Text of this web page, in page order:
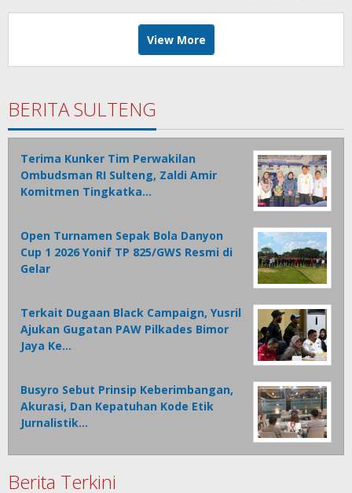
View More
BERITA SULTENG
Terima Kunker Tim Perwakilan
Ombudsman RI Sulteng, Zaldi Amir
Komitmen Tingkatka…
Open Turnamen Sepak Bola Danyon
Cup 1 2026 Yonif TP 825/GWS Resmi di
Gelar
Terkait Dugaan Black Campaign, Yusril
Ajukan Gugatan PAW Pilkades Bimor
Jaya Ke…
Busyro Sebut Prinsip Keberimbangan,
Akurasi, Dan Kepatuhan Kode Etik
Jurnalistik…
Berita Terkini